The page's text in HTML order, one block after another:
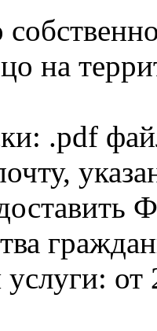
на
.pdf
от